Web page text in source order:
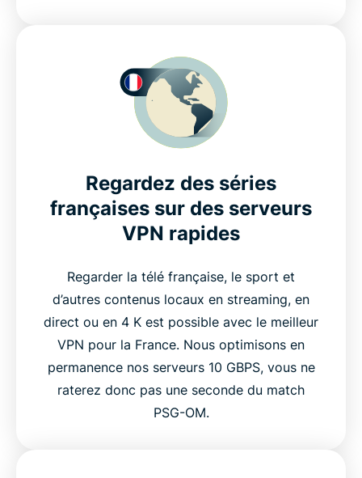
Regardez des séries
françaises sur des serveurs
VPN rapides
Regarder la télé française, le sport et
d’autres contenus locaux en streaming, en
direct ou en 4 K est possible avec le meilleur
VPN pour la France. Nous optimisons en
permanence nos serveurs 10 GBPS, vous ne
raterez donc pas une seconde du match
PSG-OM.